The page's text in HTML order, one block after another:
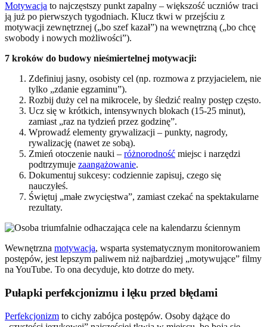
Motywacja to najczęstszy punkt zapalny – większość uczniów traci
ją już po pierwszych tygodniach. Klucz tkwi w przejściu z
motywacji zewnętrznej („bo szef kazał”) na wewnętrzną („bo chcę
swobody i nowych możliwości”).
7 kroków do budowy nieśmiertelnej motywacji:
Zdefiniuj jasny, osobisty cel (np. rozmowa z przyjacielem, nie
tylko „zdanie egzaminu”).
Rozbij duży cel na mikrocele, by śledzić realny postęp często.
Ucz się w krótkich, intensywnych blokach (15-25 minut),
zamiast „raz na tydzień przez godzinę”.
Wprowadź elementy grywalizacji – punkty, nagrody,
rywalizację (nawet ze sobą).
Zmień otoczenie nauki – różnorodność miejsc i narzędzi
podtrzymuje zaangażowanie.
Dokumentuj sukcesy: codziennie zapisuj, czego się
nauczyłeś.
Świętuj „małe zwycięstwa”, zamiast czekać na spektakularne
rezultaty.
Wewnętrzna motywacja, wsparta systematycznym monitorowaniem
postępów, jest lepszym paliwem niż najbardziej „motywujące” filmy
na YouTube. To ona decyduje, kto dotrze do mety.
Pułapki perfekcjonizmu i lęku przed błędami
Perfekcjonizm to cichy zabójca postępów. Osoby dążące do